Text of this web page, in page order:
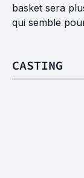
basket sera
qui semble
CASTING